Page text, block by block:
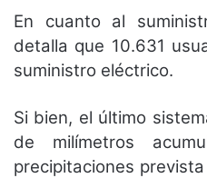
En cuanto al
detalla que 10.631
suministro eléctrico.
Si bien, el último
de milímetros
precipitaciones